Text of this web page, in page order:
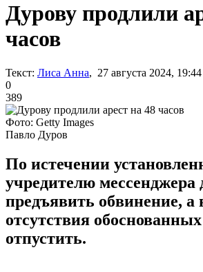
Дурову продлили
часов
Текст: Лиса Анна, 27 августа 2024, 19:44
0
389
Фото: Getty Images
Павло Дуров
По истечении
учредителю
предъявить обвинение, а
отсутствия
отпустить.